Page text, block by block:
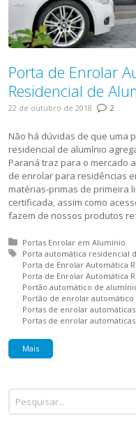
Porta de Enrolar
Residencial de
22 de outubro de 2018 2
Não há dúvidas de que uma
residencial de alumínio
Paraná traz para o mercado
de enrolar para residências
matérias-primas de primeira
certificada, assim como
fazem de nossos produtos
Posted in:
Portas Enrolar em Alumínio
Tagged with:
Porta automática residencial
Porta de Enrolar Automática
Porta de Enrolar Automática
Portão automático de
Portão de enrolar
Portas de enrolar
Portas de enrolar
Mais